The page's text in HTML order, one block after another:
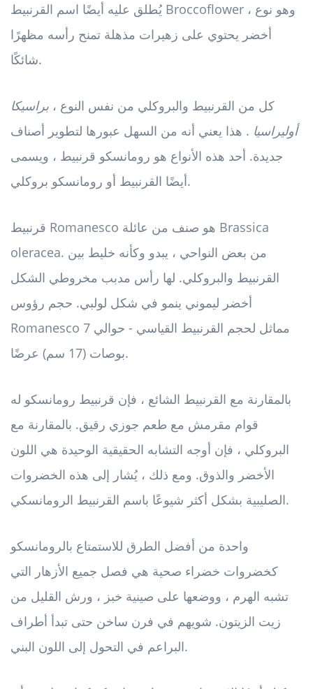
يُطلق عليه أيضًا اسم القرنبيط Broccoflower ، وهو نوع
أخضر يحتوي على زهيرات مذهلة تمنح رأسه مظهرًا
شائكًا.
كل من القرنبيط والبروكلي من نفس النوع ، براسيكا
أوليراسيا . هذا يعني أنه من السهل عبورها لتطوير أصناف
جديدة. أحد هذه الأنواع هو رومانسكو قرنبيط ، ويسمى
أيضًا القرنبيط أو رومانسكو بروكلي.
قرنبيط Romanesco هو صنف من عائلة Brassica
oleracea. من بعض النواحي ، يبدو وكأنه خليط بين
القرنبيط والبروكلي. لها رأس مدبب مخروطي الشكل
أخضر ليموني ينمو في شكل لولبي. حجم رؤوس
Romanesco مماثل لحجم القرنبيط القياسي - حوالي 7
بوصات (17 سم) عرضًا.
بالمقارنة مع القرنبيط الشائع ، فإن قرنبيط رومانسكو له
قوام مقرمش مع طعم جوزي رقيق. بالمقارنة مع
البروكلي ، فإن أوجه التشابه الحقيقية الوحيدة هي اللون
الأخضر والذوق. ومع ذلك ، يُشار إلى هذه الخضروات
الصليبية بشكل أكثر شيوعًا باسم القرنبيط الرومانسكي.
واحدة من أفضل الطرق للاستمتاع بالرومانسكو
كخضروات خضراء صحية هي فصل جميع الأزهار التي
تشبه الهرم ، ووضعها على صينية خبز ، ورش القليل من
زيت الزيتون. شويهم في فرن ساخن حتى تبدأ أطراف
البراعم في التحول إلى اللون البني.